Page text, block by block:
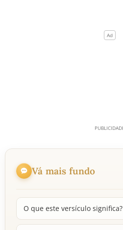
Vá mais fundo
O que este versículo significa?